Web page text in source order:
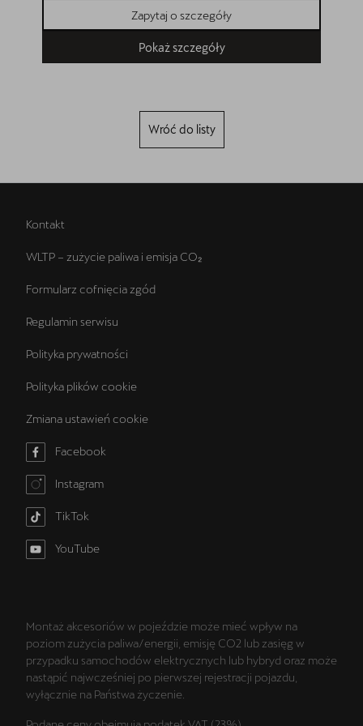
Zapytaj o szczegóły
Pokaż szczegóły
Wróć do listy
Kontakt
WLTP – zużycie paliwa i emisja CO₂
Formularz cofnięcia zgód
Regulamin serwisu
Polityka prywatności
Polityka plików cookie
Zmiana ustawień cookie
Facebook
Instagram
TikTok
YouTube
Montaż akcesoriów w pojeździe może mieć wpływ na
poziom zużycia paliwa/energii, emisję CO2 lub zasięg w
przypadku samochodów elektrycznych lub hybryd oraz może
nastąpić najwcześniej po pierwszej rejestracji pojazdu,
wyłącznie na Państwa życzenie.